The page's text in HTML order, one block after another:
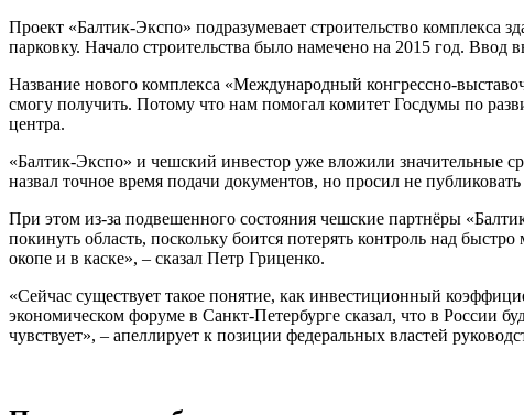
Проект «Балтик-Экспо» подразумевает строительство
парковку. Начало строительства было намечено на 2015 год.
Название нового комплекса «Международный конгрессно-
смогу получить. Потому что нам помогал комитет Госдумы по
центра.
«Балтик-Экспо» и чешский инвестор уже вложили значительные
назвал точное время подачи документов, но просил не
При этом из-за подвешенного состояния чешские партнёры
покинуть область, поскольку боится потерять контроль над
окопе и в каске», – сказал Петр Гриценко.
«Сейчас существует такое понятие, как инвестиционный
экономическом форуме в Санкт-Петербурге сказал, что в России
чувствует», – апеллирует к позиции федеральных властей